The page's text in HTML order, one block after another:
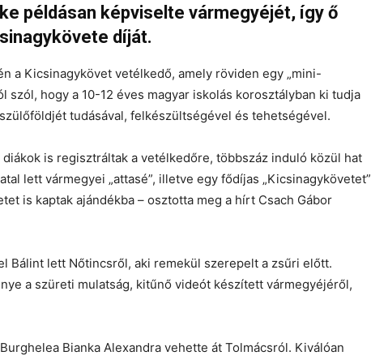
példásan képviselte vármegyéjét, így ő
díját.
a Kicsinagykövet vetélkedő, amely röviden egy „mini-
szól, hogy a 10-12 éves magyar iskolás korosztályban ki tudja
tudásával, felkészültségével és tehetségével.
is regisztráltak a vetélkedőre, többszáz induló közül hat
lett vármegyei „attasé”, illetve egy fődíjas „Kicsinagykövetet”
is kaptak ajándékba – osztotta meg a hírt Csach Gábor
Bálint lett Nőtincsről, aki remekül szerepelt a zsűri előtt.
a szüreti mulatság, kitűnő videót készített vármegyéjéről,
Bianka Alexandra vehette át Tolmácsról. Kiválóan